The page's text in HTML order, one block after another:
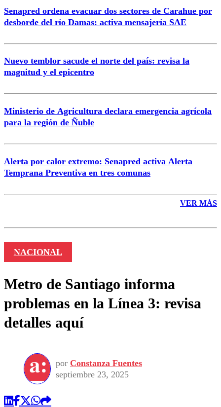
Correo
Senapred ordena evacuar dos sectores de Carahue por
desborde del río Damas: activa mensajería SAE
Nuevo temblor sacude el norte del país: revisa la
magnitud y el epicentro
Ministerio de Agricultura declara emergencia agrícola
para la región de Ñuble
Alerta por calor extremo: Senapred activa Alerta
Temprana Preventiva en tres comunas
VER MÁS
NACIONAL
Metro de Santiago informa
problemas en la Línea 3: revisa
detalles aquí
por Constanza Fuentes
septiembre 23, 2025